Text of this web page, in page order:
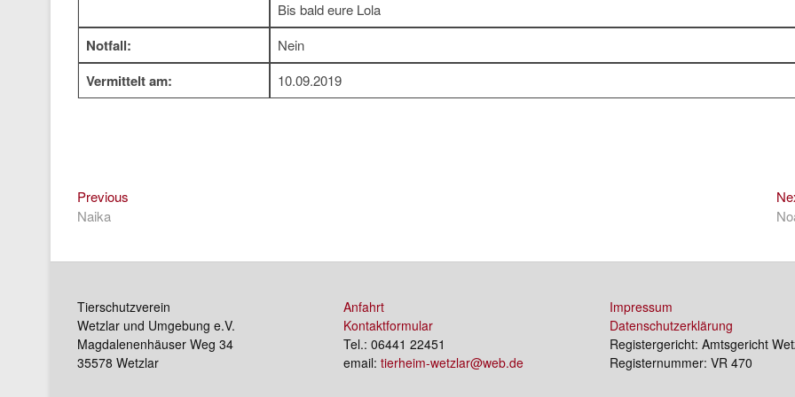
Bis bald eure Lola
Notfall: Nein
Vermittelt am: 10.09.2019
Beitragsnavigation
Previous
Naika
Tierschutzverein
Wetzlar und Umgebung e.V.
Magdalenenhäuser Weg 34
35578 Wetzlar
Anfahrt
Kontaktformular
Tel.: 06441 22451
email: tierheim-wetzlar@web.de
Impressum
Datenschutzerklärung
Registergericht: Amtsgericht
Registernummer: VR 470